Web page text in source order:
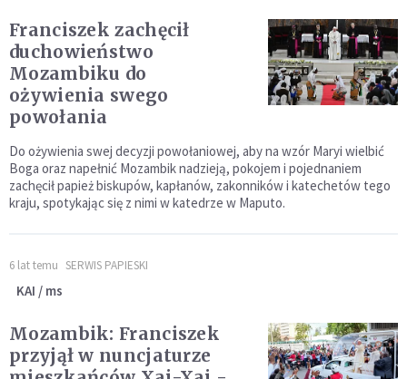
Franciszek zachęcił
duchowieństwo
Mozambiku do
ożywienia swego
powołania
Do ożywienia swej decyzji powołaniowej, aby na wzór Maryi wielbić
Boga oraz napełnić Mozambik nadzieją, pokojem i pojednaniem
zachęcił papież biskupów, kapłanów, zakonników i katechetów tego
kraju, spotykając się z nimi w katedrze w Maputo.
6 lat temu SERWIS PAPIESKI
KAI / ms
Mozambik: Franciszek
przyjął w nuncjaturze